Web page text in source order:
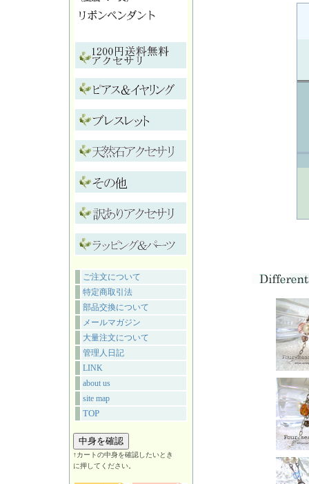
ご注文について
特定商取引法
部品交換について
メールマガジン
大量注文について
管理人日記
LINK
about us
site map
TOP
↑カートの中身を確認したいとき
に押してください。